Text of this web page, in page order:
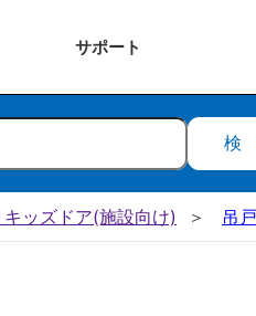
サポート
ッズドア(施設向け) 吊戸